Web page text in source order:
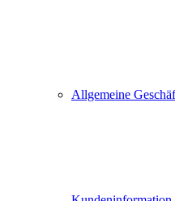
Allgemeine